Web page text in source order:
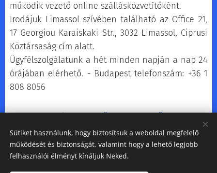
működik vezető online szállásközvetítőként.
Irodájuk Limassol szívében található az Office 21,
17 Georgiou Karaiskaki Str., 3032 Limassol, Ciprusi
Köztársaság cím alatt.
Ügyfélszolgálatunk a hét minden napján a nap 24
órájában elérhető. - Budapest telefonszám: +36 1
808 8056
Oldalunk jelenleg folyamatos feltöltés alatt áll!
Sütiket használunk, hogy biztosítsuk a weboldal megfelelő
működését és biztonságát, valamint hogy a lehető legjobb
felhasználói élményt kínáljuk Neked.